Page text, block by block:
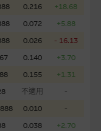
0.216
+18.68
0.072
+5.88
0.026
- 16.13
0.140
+3.70
0.155
+1.31
不適用
-
0.010
-
0.038
+2.70
讀載于
構性產品的詳情及
專業意見。牛熊證
可能為零。
的連結。此等連結
機構的資訊。麥格